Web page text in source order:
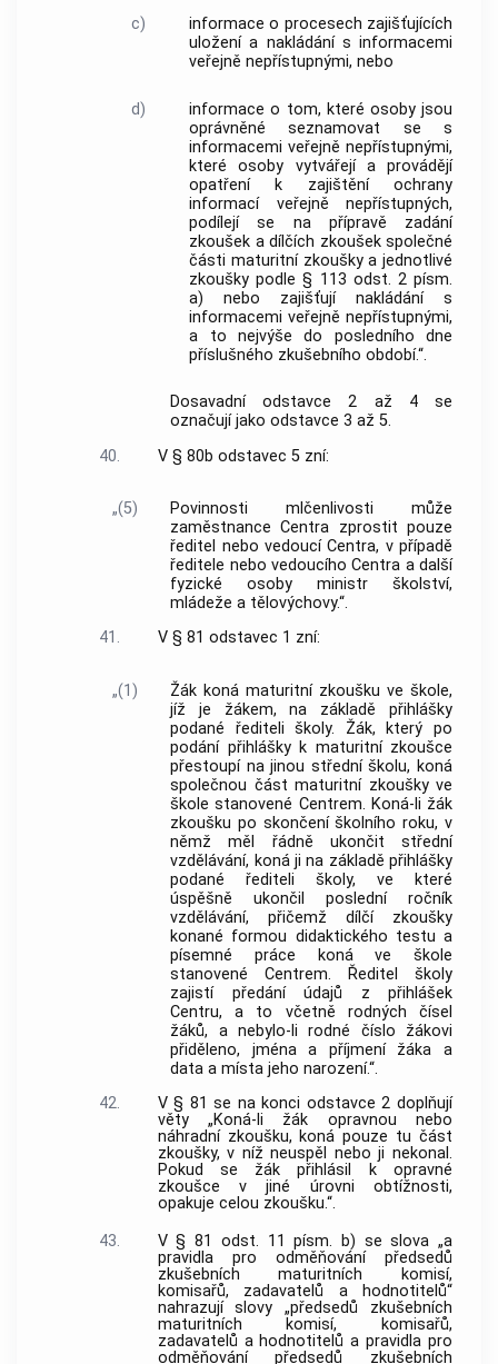
c)
informace o procesech zajišťujících
uložení a nakládání s informacemi
veřejně nepřístupnými, nebo
d)
informace o tom, které osoby jsou
oprávněné seznamovat se s
informacemi veřejně nepřístupnými,
které osoby vytvářejí a provádějí
opatření k zajištění ochrany
informací veřejně nepřístupných,
podílejí se na přípravě zadání
zkoušek a dílčích zkoušek společné
části maturitní zkoušky a jednotlivé
zkoušky podle § 113 odst. 2 písm.
a) nebo zajišťují nakládání s
informacemi veřejně nepřístupnými,
a to nejvýše do posledního dne
příslušného zkušebního období.“.
Dosavadní odstavce 2 až 4 se
označují jako odstavce 3 až 5.
40.
V § 80b odstavec 5 zní:
„(5)
Povinnosti mlčenlivosti může
zaměstnance Centra zprostit pouze
ředitel nebo vedoucí Centra, v případě
ředitele nebo vedoucího Centra a další
fyzické osoby ministr školství,
mládeže a tělovýchovy.“.
41.
V § 81 odstavec 1 zní:
„(1)
Žák koná maturitní zkoušku ve škole,
jíž je žákem, na základě přihlášky
podané řediteli školy. Žák, který po
podání přihlášky k maturitní zkoušce
přestoupí na jinou střední školu, koná
společnou část maturitní zkoušky ve
škole stanovené Centrem. Koná-li žák
zkoušku po skončení školního roku, v
němž měl řádně ukončit střední
vzdělávání, koná ji na základě přihlášky
podané řediteli školy, ve které
úspěšně ukončil poslední ročník
vzdělávání, přičemž dílčí zkoušky
konané formou didaktického testu a
písemné práce koná ve škole
stanovené Centrem. Ředitel školy
zajistí předání údajů z přihlášek
Centru, a to včetně rodných čísel
žáků, a nebylo-li rodné číslo žákovi
přiděleno, jména a příjmení žáka a
data a místa jeho narození.“.
42.
V § 81 se na konci odstavce 2 doplňují
věty „Koná-li žák opravnou nebo
náhradní zkoušku, koná pouze tu část
zkoušky, v níž neuspěl nebo ji nekonal.
Pokud se žák přihlásil k opravné
zkoušce v jiné úrovni obtížnosti,
opakuje celou zkoušku.“.
43.
V § 81 odst. 11 písm. b) se slova „a
pravidla pro odměňování předsedů
zkušebních maturitních komisí,
komisařů, zadavatelů a hodnotitelů“
nahrazují slovy „předsedů zkušebních
maturitních komisí, komisařů,
zadavatelů a hodnotitelů a pravidla pro
odměňování předsedů zkušebních